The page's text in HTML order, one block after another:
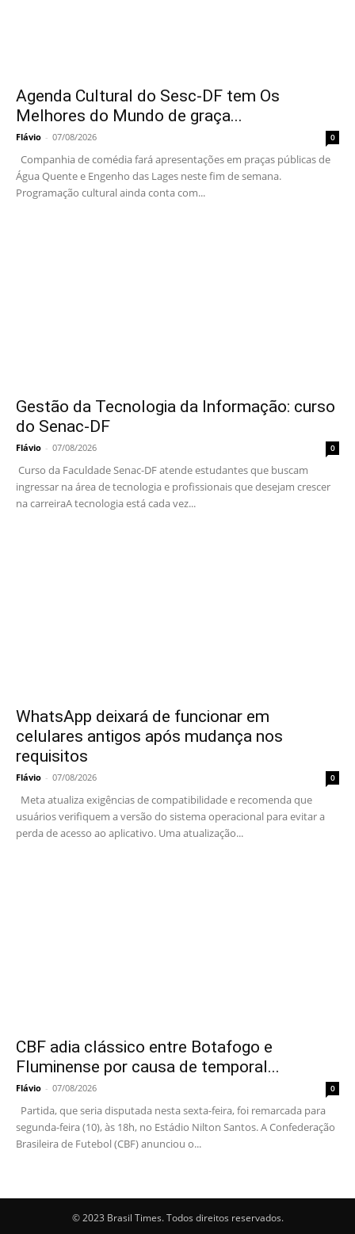
Agenda Cultural do Sesc-DF tem Os
Melhores do Mundo de graça...
Flávio - 07/08/2026 0
Companhia de comédia fará apresentações em praças públicas de
Água Quente e Engenho das Lages neste fim de semana.
Programação cultural ainda conta com...
Gestão da Tecnologia da Informação: curso
do Senac-DF
Flávio - 07/08/2026 0
Curso da Faculdade Senac-DF atende estudantes que buscam
ingressar na área de tecnologia e profissionais que desejam crescer
na carreiraA tecnologia está cada vez...
WhatsApp deixará de funcionar em
celulares antigos após mudança nos
requisitos
Flávio - 07/08/2026 0
Meta atualiza exigências de compatibilidade e recomenda que
usuários verifiquem a versão do sistema operacional para evitar a
perda de acesso ao aplicativo. Uma atualização...
CBF adia clássico entre Botafogo e
Fluminense por causa de temporal...
Flávio - 07/08/2026 0
Partida, que seria disputada nesta sexta-feira, foi remarcada para
segunda-feira (10), às 18h, no Estádio Nilton Santos. A Confederação
Brasileira de Futebol (CBF) anunciou o...
© 2023 Brasil Times. Todos direitos reservados.